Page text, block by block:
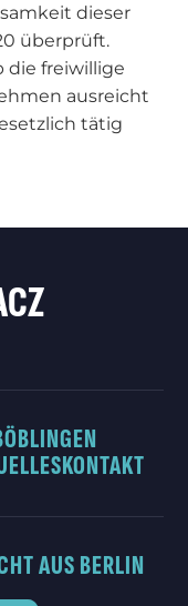
dieser
überprüft.
die freiwillige
ausreicht
tätig
KONTAKT
AUS BERLIN